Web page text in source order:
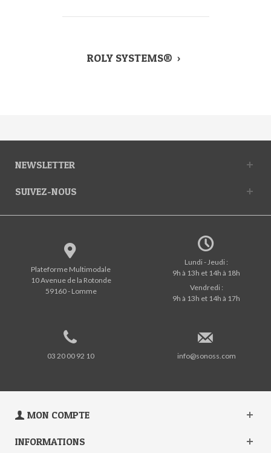
ROLY SYSTEMS® >
NEWSLETTER
SUIVEZ-NOUS
Plateforme Multimodale
10 Avenue de la Rotonde
59160 - Lomme
Lundi - Jeudi :
9h à 13h et 14h à 18h
Vendredi :
9h à 13h et 14h à 17h
03 20 00 92 10 info@sonoss.com
MON COMPTE
INFORMATIONS